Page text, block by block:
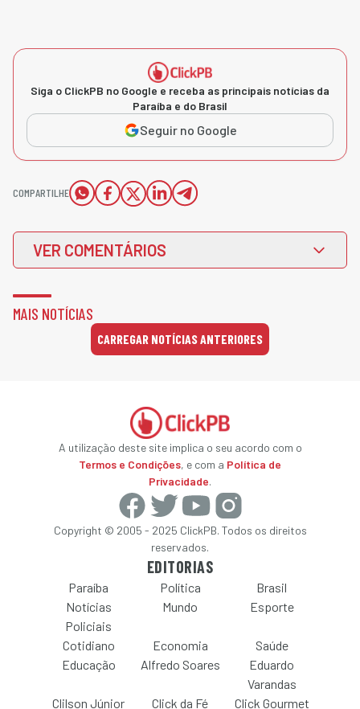
Siga o ClickPB no Google e receba as principais notícias da
Paraíba e do Brasil
Seguir no Google
COMPARTILHE
VER COMENTÁRIOS
MAIS NOTÍCIAS
CARREGAR NOTÍCIAS ANTERIORES
A utilização deste site implica o seu acordo com o
Termos e Condições, e com a Política de
Privacidade.
Copyright © 2005 - 2025 ClickPB. Todos os direitos
reservados.
EDITORIAS
Paraíba Política
Brasil
Notícias
Policiais
Mundo Esporte
Cotidiano Economia
Saúde
Educação
Alfredo Soares
Eduardo
Varandas
Clilson Júnior
Click da Fé Click Gourmet